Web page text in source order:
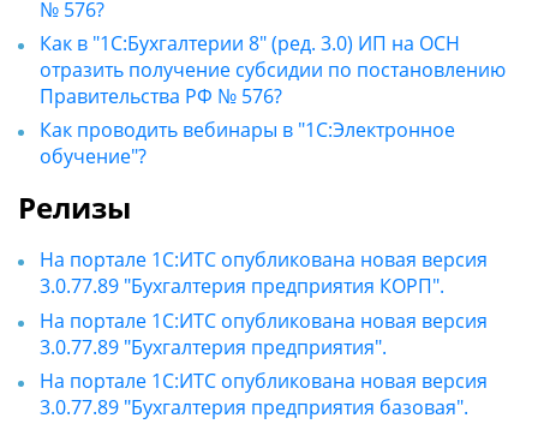
№ 576?
Как в "1С:Бухгалтерии 8" (ред. 3.0) ИП на ОСН
отразить получение субсидии по постановлению
Правительства РФ № 576?
Как проводить вебинары в "1С:Электронное
обучение"?
Релизы
На портале 1С:ИТС опубликована новая версия
3.0.77.89 "Бухгалтерия предприятия КОРП".
На портале 1С:ИТС опубликована новая версия
3.0.77.89 "Бухгалтерия предприятия".
На портале 1С:ИТС опубликована новая версия
3.0.77.89 "Бухгалтерия предприятия базовая".